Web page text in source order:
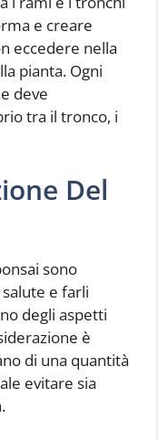
e creare
eccedere nella
pianta. Ogni
deve
tra il tronco, i
Del
sono
e farli
degli aspetti
è
di una quantità
evitare sia